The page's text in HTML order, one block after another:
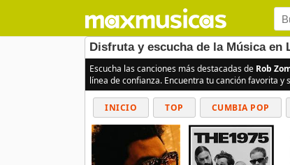
Disfruta y escucha de la Música en
Escucha las canciones más destacadas de Rob
línea de confianza. Encuentra tu canción favorita
INICIO TOP CUMBIA POP